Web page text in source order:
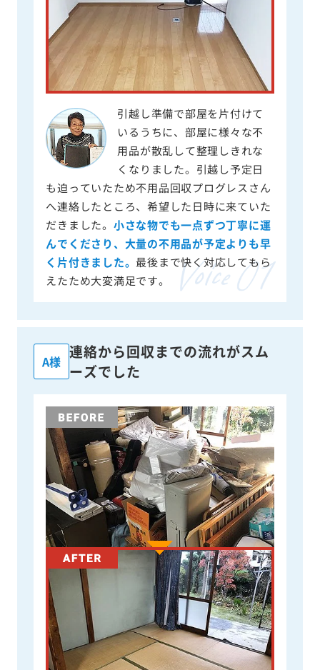
引越し準備で部屋を片付けて
いるうちに、部屋に様々な不
用品が散乱して整理しきれな
くなりました。引越し予定日
も迫っていたため不用品回収プログレスさん
へ連絡したところ、希望した日時に来ていた
だきました。 小さな物でも一点ずつ丁寧に運
んでくださり、大量の不用品が予定よりも早
く片付きました。 最後まで快く対応してもら
えたため大変満足です。
A様
連絡から回収までの流れがスム
ーズでした